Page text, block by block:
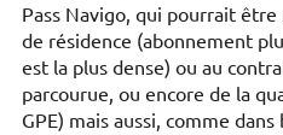
Pass Navigo, qui pourrait
de résidence (abonnement
est la plus dense) ou au
parcourue, ou encore de la
GPE) mais aussi, comme